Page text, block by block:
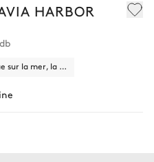
HARBOR
Vue panoramique sur la mer, la ville